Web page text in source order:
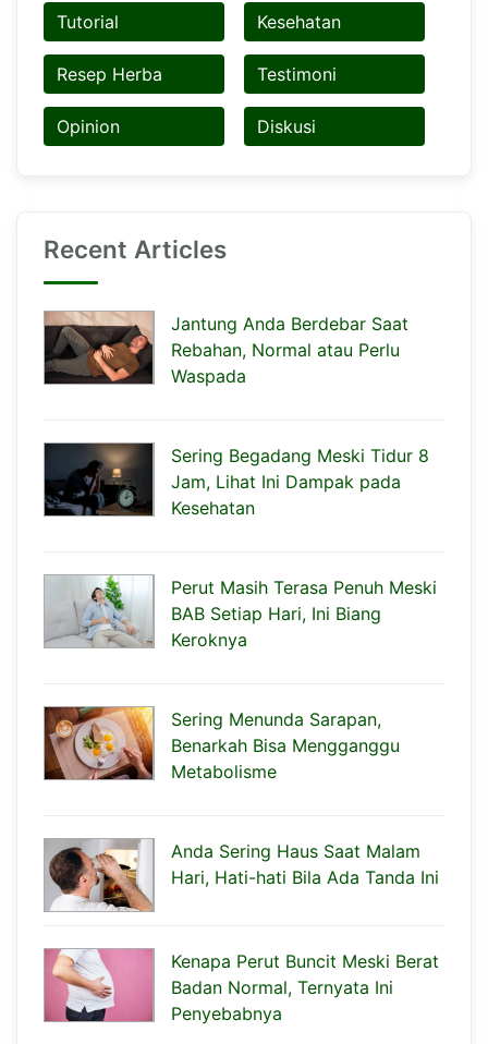
Tutorial Kesehatan
Resep Herba Testimoni
Opinion Diskusi
Recent Articles
Jantung Anda Berdebar Saat
Rebahan, Normal atau Perlu
Waspada
Sering Begadang Meski Tidur 8
Jam, Lihat Ini Dampak pada
Kesehatan
Perut Masih Terasa Penuh Meski
BAB Setiap Hari, Ini Biang
Keroknya
Sering Menunda Sarapan,
Benarkah Bisa Mengganggu
Metabolisme
Anda Sering Haus Saat Malam
Hari, Hati-hati Bila Ada Tanda Ini
Kenapa Perut Buncit Meski Berat
Badan Normal, Ternyata Ini
Penyebabnya